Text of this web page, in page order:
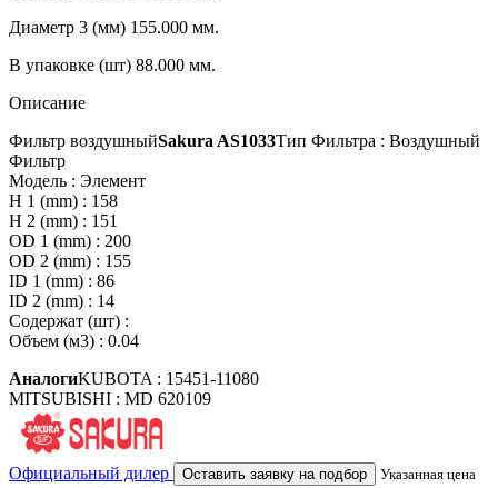
Диаметр 3 (мм) 155.000 мм.
В упаковке (шт) 88.000 мм.
Описание
Фильтр воздушныйSakura AS1033Тип Фильтра : Воздушный
Фильтр
Модель : Элемент
H 1 (mm) : 158
H 2 (mm) : 151
OD 1 (mm) : 200
OD 2 (mm) : 155
ID 1 (mm) : 86
ID 2 (mm) : 14
Содержат (шт) :
Объем (м3) : 0.04
АналогиKUBOTA : 15451-11080
MITSUBISHI : MD 620109
Официальный дилер Оставить заявку на подбор
Указанная цена